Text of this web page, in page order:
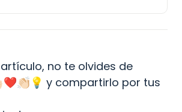
no te olvides de
y compartirlo por tus